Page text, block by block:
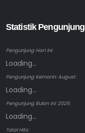
Statistik Pengunjung
Pengunjung Hari ini:
Loading...
Pengunjung Kemarin: August:
Loading...
Pengunjung Bulan ini: 2026:
Loading...
Total Hits: